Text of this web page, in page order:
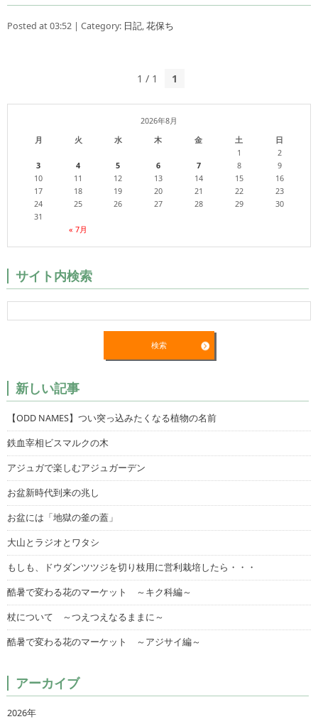
Posted at 03:52 | Category: 日記,花保ち
1 / 1 1
2026年8月
月
火 水 木 金 土 日
« 7月
1
2
3
4 5 6 7 8
9
10
11 12 13 14 15
16
17
18 19 20 21 22
23
24
25 26 27 28 29
30
31
サイト内検索
新しい記事
【ODD NAMES】つい突っ込みたくなる植物の名前
鉄血宰相ビスマルクの木
アジュガで楽しむアジュガーデン
お盆新時代到来の兆し
お盆には「地獄の釜の蓋」
大山とラジオとワタシ
もしも、ドウダンツツジを切り枝用に営利栽培したら・・・
酷暑で変わる花のマーケット ～キク科編～
杖について ～つえつえなるままに～
酷暑で変わる花のマーケット ～アジサイ編～
アーカイブ
2026年